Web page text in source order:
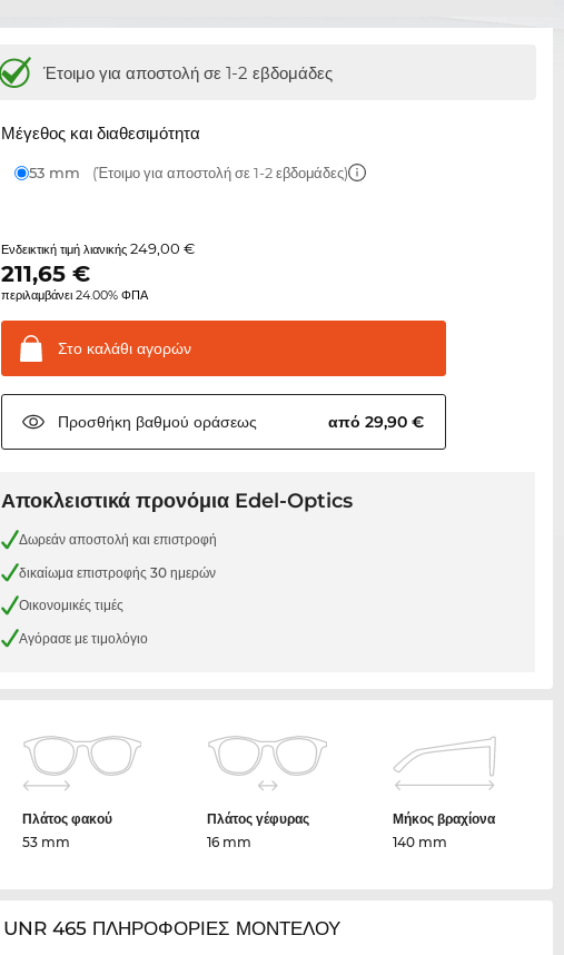
Έτοιμο για αποστολή σε 1-2 εβδομάδες
Μέγεθος και διαθεσιμότητα
53 mm (Έτοιμο για αποστολή σε 1-2 εβδομάδες)
Ενδεικτική τιμή λιανικής249,00 €
211,65 €
περιλαμβάνει 24.00% ΦΠΑ
Στο καλάθι αγορών
Προσθήκη βαθμού οράσεως από 29,90 €
Αποκλειστικά προνόμια Edel-Optics
Δωρεάν αποστολή και επιστροφή
δικαίωμα επιστροφής 30 ημερών
Οικονομικές τιμές
Αγόρασε με τιμολόγιο
Πλάτος φακού
53 mm
Πλάτος γέφυρας
16 mm
Μήκος βραχίονα
140 mm
UNR 465 ΠΛΗΡΟΦΟΡΙΕΣ ΜΟΝΤΕΛΟΥ